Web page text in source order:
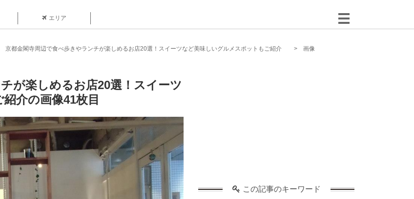
エリア
京都金閣寺周辺で食べ歩きやランチが楽しめるお店20選！スイーツなど美味しいグルメスポットもご紹介 画像
が楽しめるお店20選！スイーツ
介の画像41枚目
この記事のキーワード